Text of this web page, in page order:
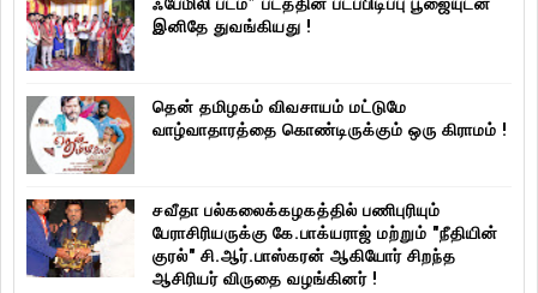
ஃபேமிலி படம்” படத்தின் படப்பிடிப்பு பூஜையுடன்
இனிதே துவங்கியது !
தென் தமிழகம் விவசாயம் மட்டுமே
வாழ்வாதாரத்தை கொண்டிருக்கும் ஒரு கிராமம் !
சவீதா பல்கலைக்கழகத்தில் பணிபுரியும்
பேராசிரியருக்கு கே.பாக்யராஜ் மற்றும் "நீதியின்
குரல்" சி.ஆர்.பாஸ்கரன் ஆகியோர் சிறந்த
ஆசிரியர் விருதை வழங்கினர் !